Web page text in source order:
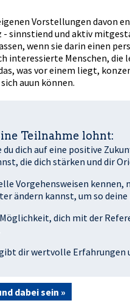
Vorstellungen davon
sinnstiftend und aktiv
wenn sie darin einen
interessierte Menschen, die
was vor einem liegt,
auftun können.
Teilnahme lohnt:
dich auf eine positive
die dich stärken und dir
Vorgehensweisen kennen,
ändern kannst, um so
dich mit der
dir wertvolle Erfahrungen
dabei sein »